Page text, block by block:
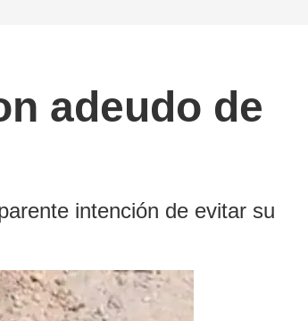
adeudo de
intención de evitar su